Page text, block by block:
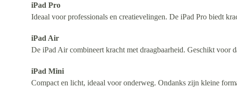
iPad Pro
Ideaal voor professionals en creatievelingen. De iPad Pro biedt
iPad Air
De iPad Air combineert kracht met draagbaarheid. Geschikt voor
iPad Mini
Compact en licht, ideaal voor onderweg. Ondanks zijn kleine